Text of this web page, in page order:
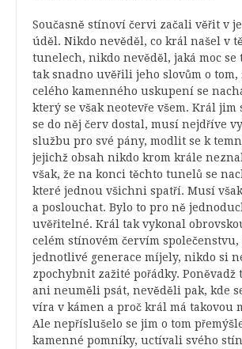
Současně stínoví červi začali věřit v
úděl. Nikdo nevěděl, co král našel v
tunelech, nikdo nevěděl, jaká moc se
tak snadno uvěřili jeho slovům o
celého kamenného uskupení se
který se však neotevře všem. Král jim
se do něj červ dostal, musí nejdříve
službu pro své pány, modlit se k
jejichž obsah nikdo krom krále
však, že na konci těchto tunelů se
které jednou všichni spatří. Musí
a poslouchat. Bylo to pro ně
uvěřitelné. Král tak vykonal
celém stínovém červím společenstvu,
jednotlivé generace míjely, nikdo si
zpochybnit zažité pořádky. Poněvadž
ani neuměli psát, nevěděli pak, kde
víra v kámen a proč král má takovou
Ale nepříslušelo se jim o tom
kamenné pomníky, uctívali svého